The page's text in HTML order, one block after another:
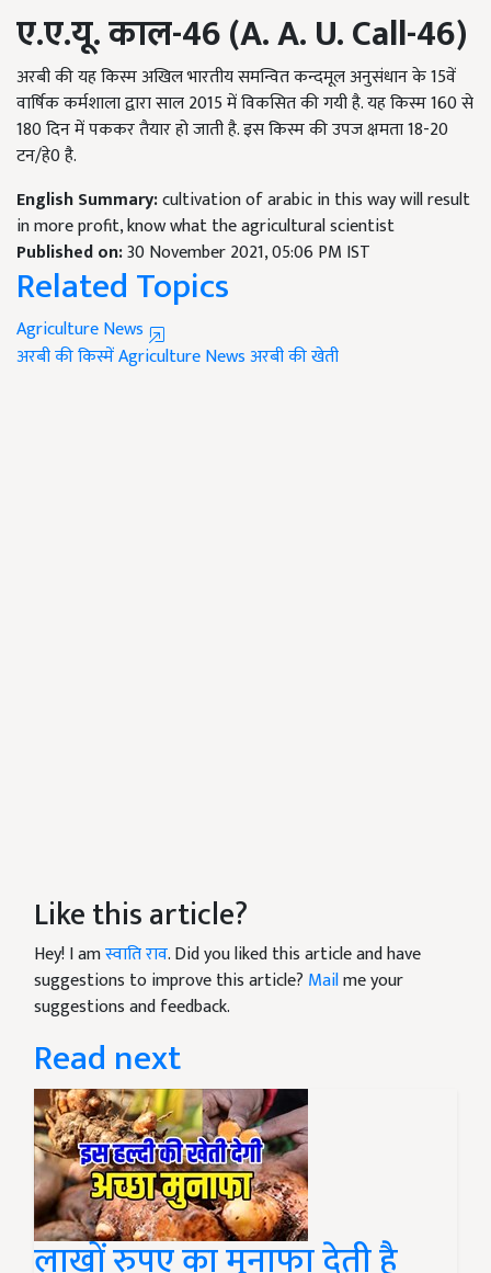
ए.ए.यू.काल-46(A. A. U. Call-46)
अरबी की यह किस्म अखिल भारतीय समन्वित कन्दमूल अनुसंधान के 15वें
वार्षिक कर्मशाला द्वारा साल 2015 में विकसित की गयी है. यह किस्म 160 से
180 दिन में पककर तैयार हो जाती है. इस किस्म की उपज क्षमता 18-20
टन/हे0 है.
English Summary:cultivation of arabic in this way will result
in more profit, know what the agricultural scientist
Published on:30 November 2021, 05:06 PM IST
Related Topics
Agriculture News
अरबी की किस्मेंAgriculture Newsअरबी की खेती
Like this article?
Hey! I amस्वाति राव. Did you liked this article and have
suggestions to improve this article? Mailme your
suggestions and feedback.
Read next